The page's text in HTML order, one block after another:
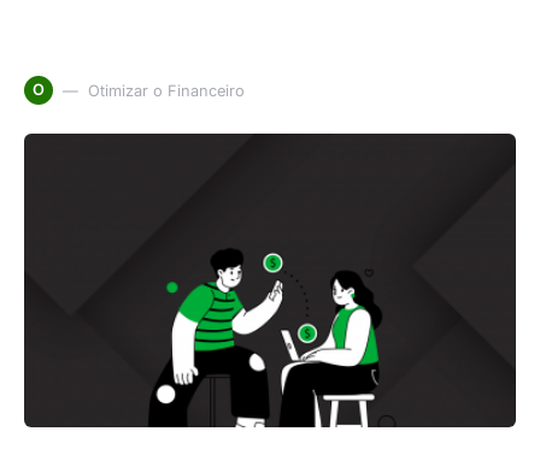
O Otimizar o Financeiro